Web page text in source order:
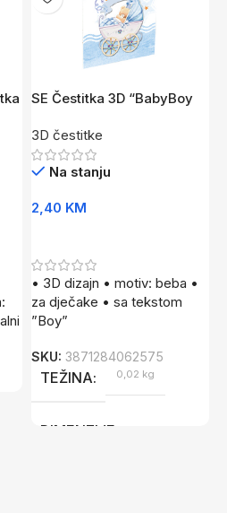
SE Čestitka 3D “BabyBoy
3D čestitke
Na stanju
2,40 KM
• 3D dizajn • motiv: beba •
za dječake • sa tekstom
”Boy”
SKU: 3871284062575
TEŽINA 0,02 kg
DIMENZIJE